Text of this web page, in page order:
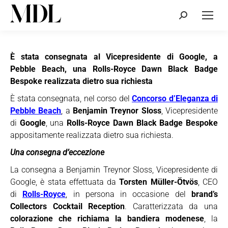
Cerca:
È stata consegnata al Vicepresidente di Google, a
Pebble Beach, una Rolls-Royce Dawn Black Badge
Bespoke realizzata dietro sua richiesta
È stata consegnata, nel corso del Concorso d’Eleganza di
Pebble Beach, a Benjamin Treynor Sloss, Vicepresidente
di Google, una Rolls-Royce Dawn Black Badge Bespoke
appositamente realizzata dietro sua richiesta.
Una consegna d’eccezione
La consegna a Benjamin Treynor Sloss, Vicepresidente di
Google, è stata effettuata daTorsten Müller-Ötvös, CEO
di Rolls-Royce, in persona in occasione delbrand’s
Collectors Cocktail Reception. Caratterizzata da una
colorazione che richiama la bandiera modenese, la